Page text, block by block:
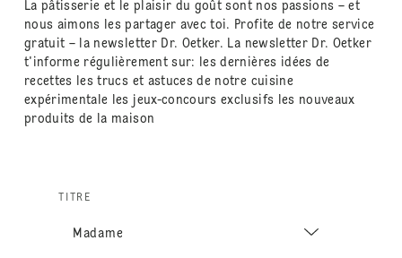
La pâtisserie et le plaisir du goût sont nos passions – et
nous aimons les partager avec toi. Profite de notre service
gratuit – la newsletter Dr. Oetker. La newsletter Dr. Oetker
t'informe régulièrement sur: les dernières idées de
recettes les trucs et astuces de notre cuisine
expérimentale les jeux-concours exclusifs les nouveaux
produits de la maison
TITRE